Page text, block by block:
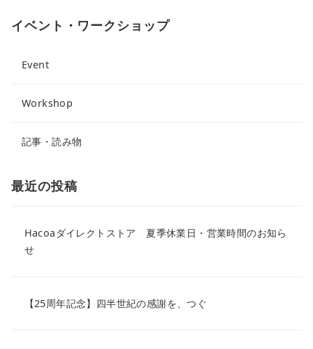
イベント・ワークショップ
Event
Workshop
記事・読み物
最近の投稿
Hacoaダイレクトストア 夏季休業日・営業時間のお知ら
せ
【25周年記念】四半世紀の感謝を、つぐ